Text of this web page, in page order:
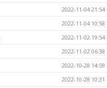
2022-11-04 21:54
2022-11-04 10:58
2022-11-02 19:54
2022-11-02 06:38
2022-10-28 14:59
2022-10-28 10:31